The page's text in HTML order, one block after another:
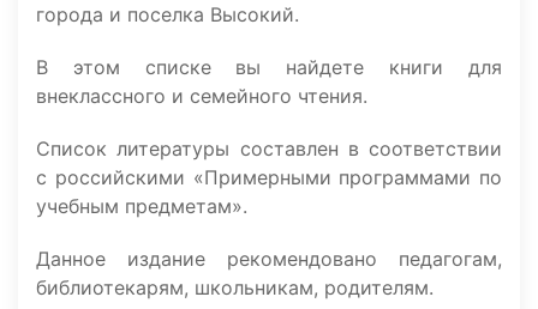
города и поселка Высокий.
В этом списке вы найдете книги для
внеклассного и семейного чтения.
Список литературы составлен в соответствии
с российскими «Примерными программами по
учебным предметам».
Данное издание рекомендовано педагогам,
библиотекарям, школьникам, родителям.